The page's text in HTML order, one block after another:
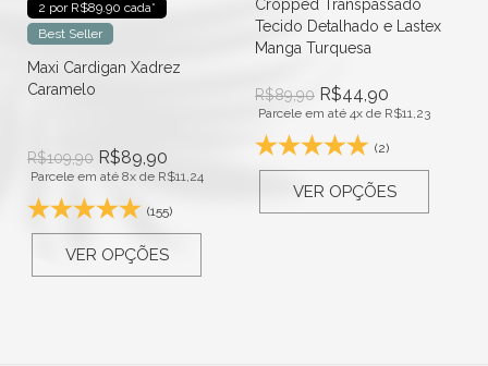
2 por R$89.90 cada*
Best Seller
Maxi Cardigan Xadrez
Caramelo
R$109,90 R$89,90
Parcele em até 8x de R$11,24
(155)
VER OPÇÕES
Cropped Transpassado
Tecido Detalhado e Lastex
Manga Turquesa
R$89,90 R$44,90
Parcele em até 4x de R$11,23
(2)
VER OPÇÕES